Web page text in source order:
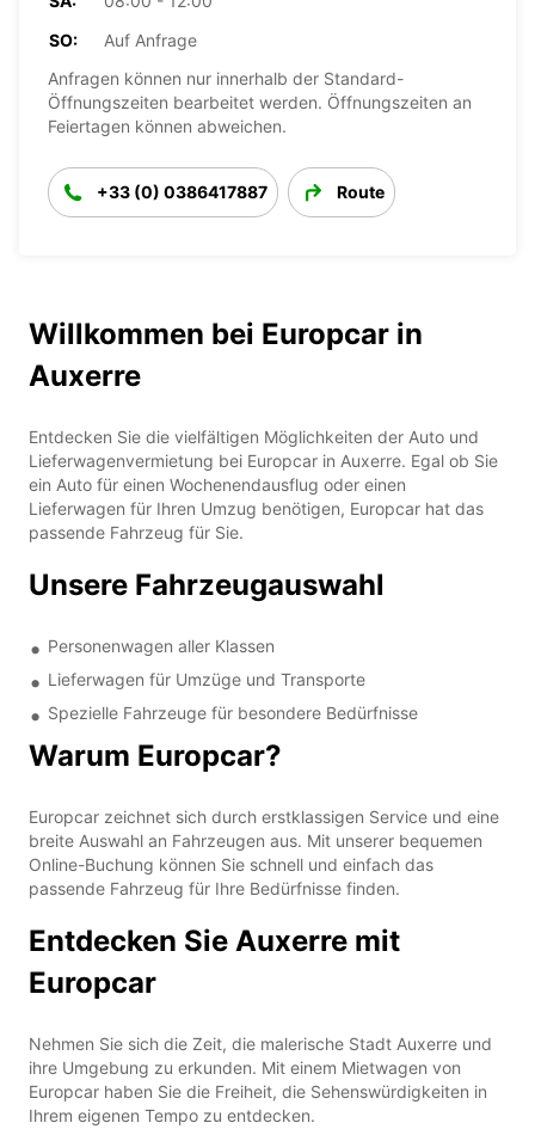
SO:
Auf Anfrage
Anfragen können nur innerhalb der Standard-
Öffnungszeiten bearbeitet werden. Öffnungszeiten an
Feiertagen können abweichen.
+33 (0) 0386417887 Route
Willkommen bei Europcar in
Auxerre
Entdecken Sie die vielfältigen Möglichkeiten der Auto und
Lieferwagenvermietung bei Europcar in Auxerre. Egal ob Sie
ein Auto für einen Wochenendausflug oder einen
Lieferwagen für Ihren Umzug benötigen, Europcar hat das
passende Fahrzeug für Sie.
Unsere Fahrzeugauswahl
Personenwagen aller Klassen
Lieferwagen für Umzüge und Transporte
Spezielle Fahrzeuge für besondere Bedürfnisse
Warum Europcar?
Europcar zeichnet sich durch erstklassigen Service und eine
breite Auswahl an Fahrzeugen aus. Mit unserer bequemen
Online-Buchung können Sie schnell und einfach das
passende Fahrzeug für Ihre Bedürfnisse finden.
Entdecken Sie Auxerre mit
Europcar
Nehmen Sie sich die Zeit, die malerische Stadt Auxerre und
ihre Umgebung zu erkunden. Mit einem Mietwagen von
Europcar haben Sie die Freiheit, die Sehenswürdigkeiten in
Ihrem eigenen Tempo zu entdecken.